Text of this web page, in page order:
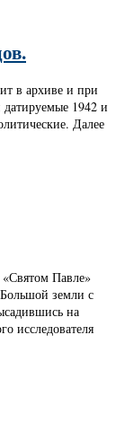
в архиве и при
1942 и
Далее
Павле»
земли с
на
исследователя